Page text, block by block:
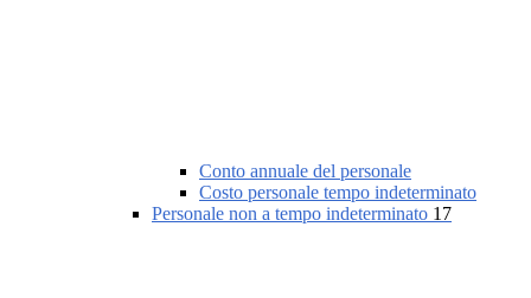
Conto annuale del personale
Costo personale tempo indeterminato
Personale non a tempo indeterminato 17